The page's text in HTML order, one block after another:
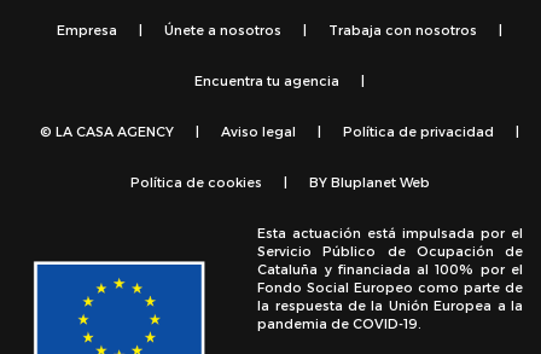
Empresa | Únete a nosotros | Trabaja con nosotros |
Encuentra tu agencia |
© LA CASA AGENCY | Aviso legal | Política de privacidad |
Política de cookies | BY Bluplanet Web
Esta actuación está impulsada por el
Servicio Público de Ocupación de
Cataluña y financiada al 100% por el
Fondo Social Europeo como parte de
la respuesta de la Unión Europea a la
pandemia de COVID-19.